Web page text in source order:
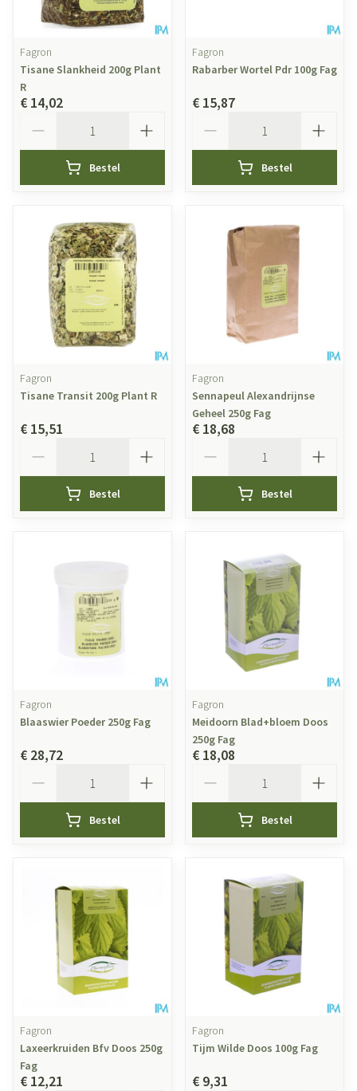
Fagron
Tisane Slankheid 200g Plant
R
€ 14,02
Bestel
Fagron
Rabarber Wortel Pdr 100g Fag
€ 15,87
Bestel
Fagron
Tisane Transit 200g Plant R
€ 15,51
Bestel
Fagron
Sennapeul Alexandrijnse
Geheel 250g Fag
€ 18,68
Bestel
Fagron
Blaaswier Poeder 250g Fag
€ 28,72
Bestel
Fagron
Meidoorn Blad+bloem Doos
250g Fag
€ 18,08
Bestel
Fagron
Laxeerkruiden Bfv Doos 250g
Fag
€ 12,21
Fagron
Tijm Wilde Doos 100g Fag
€ 9,31